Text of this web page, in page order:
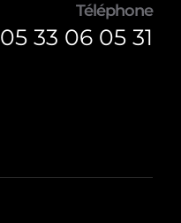
Téléphone
05 33 06 05 31